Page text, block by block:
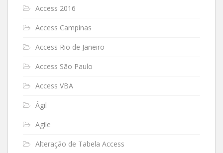
Access 2016
Access Campinas
Access Rio de Janeiro
Access São Paulo
Access VBA
Ágil
Agile
Alteração de Tabela Access